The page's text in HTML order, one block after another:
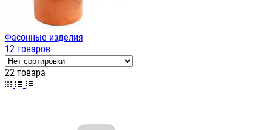
Фасонные изделия
12 товаров
22 товара